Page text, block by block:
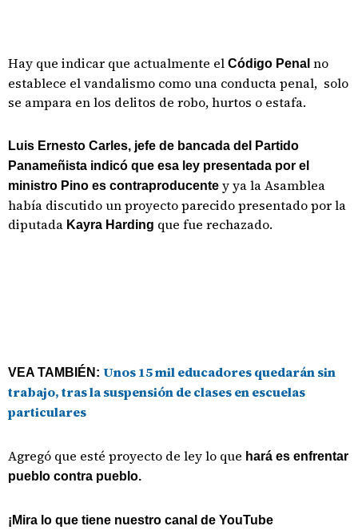
Hay que indicar que actualmente el Código Penal no
establece el vandalismo como una conducta penal, solo
se ampara en los delitos de robo, hurtos o estafa.
Luis Ernesto Carles, jefe de bancada del Partido
Panameñista indicó que esa ley presentada por el
ministro Pino es contraproducente y ya la Asamblea
había discutido un proyecto parecido presentado por la
diputada Kayra Harding que fue rechazado.
VEA TAMBIÉN: Unos 15 mil educadores quedarán sin
trabajo, tras la suspensión de clases en escuelas
particulares
Agregó que esté proyecto de ley lo que hará es enfrentar
pueblo contra pueblo.
¡Mira lo que tiene nuestro canal de YouTube